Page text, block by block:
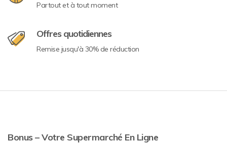
Partout et à tout moment
Offres quotidiennes
Remise jusqu'à 30% de réduction
Bonus – Votre Supermarché En Ligne